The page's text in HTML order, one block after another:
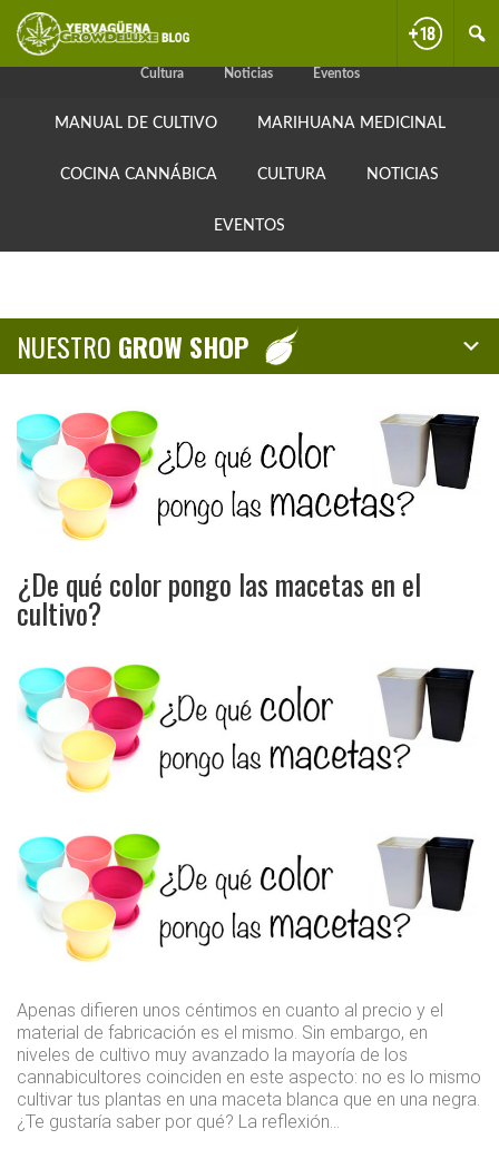
Skip
primary
Skip
content
Skip
primary
Manual de cultivo Cocina cannábica
Cultura Noticias Eventos
MANUAL DE CULTIVO MARIHUANA MEDICINAL
COCINA CANNÁBICA CULTURA NOTICIAS
EVENTOS
¿De qué color pongo las macetas en el
cultivo?
Apenas difieren unos céntimos en cuanto al precio y el
material de fabricación es el mismo. Sin embargo, en
niveles de cultivo muy avanzado la mayoría de los
cannabicultores coinciden en este aspecto: no es lo mismo
cultivar tus plantas en una maceta blanca que en una negra.
¿Te gustaría saber por qué? La reflexión…
NUESTRO GROW SHOP